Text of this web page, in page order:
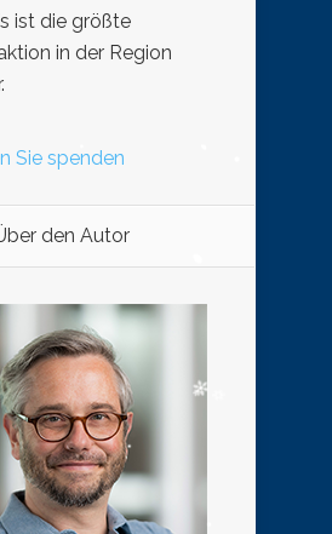
ist die größte
in der Region
Sie spenden
den Autor